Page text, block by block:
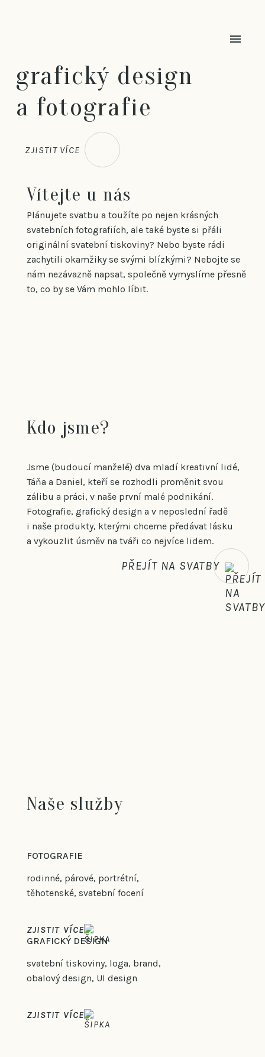
grafický design
a fotografie
ZJISTIT VÍCE
Vítejte u nás
Plánujete svatbu a toužíte po nejen krásných
svatebních fotografiích, ale také byste si přáli
originální svatební tiskoviny? Nebo byste rádi
zachytili okamžiky se svými blízkými? Nebojte se
nám nezávazně napsat, společně vymyslíme přesně
to, co by se Vám mohlo líbit.
Kdo jsme?
Jsme (budoucí manželé) dva mladí kreativní lidé,
Táňa a Daniel, kteří se rozhodli proměnit svou
zálibu a práci, v naše první malé podnikání.
Fotografie, grafický design a v neposlední řadě
i naše produkty, kterými chceme předávat lásku
a vykouzlit úsměv na tváři co nejvíce lidem.
PŘEJÍT NA SVATBY
Naše služby
FOTOGRAFIE
rodinné, párové, portrétní,
těhotenské, svatební focení
ZJISTIT VÍCE
GRAFICKÝ DESIGN
svatební tiskoviny, loga, brand,
obalový design, UI design
ZJISTIT VÍCE